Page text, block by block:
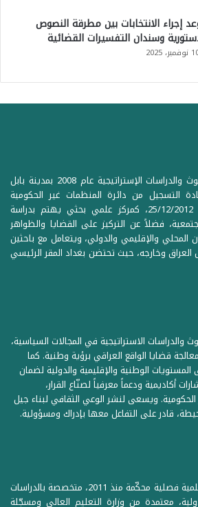
إجراء الانتخابات بين مطرقة النصوص
وسندان التفسيرات القضائية
2025
تأسس مركز حمورابي للبحوث والدراسات الإستراتيجية عام 2008 بمدينة بابل
التسجيل من دائرة المنظمات غير الحكومية
المرقمة ((1Z71874 بتاريخ 25/12/2012، كمركز علمي بحثي يهتم بدراسة
فضلاً عن التركيز على القضايا والظواهر
المحلي والإقليمي والدولي، ويتعامل مع باحثين
وخارجه، حيث تحتضن بغداد المقر الرئيسي
والدراسات الاستراتيجية في المجالات السياسية،
قضايا الواقع العراقي برؤية وطنية. كما
الوطنية والإقليمية والدولية لضمان
أكاديمية ودعماً معرفياً لصنّاع القرار،
ويسعى لنشر الوعي الثقافي لبناء جيل
قادر على التفاعل معها بإدراك ومسؤولية.
يصدر مركز حمورابي مجلة علمية فصلية محكّمة منذ 2011، متخصصة بالدراسات
معتمدة من وزارة التعليم العالي ومسجّلة